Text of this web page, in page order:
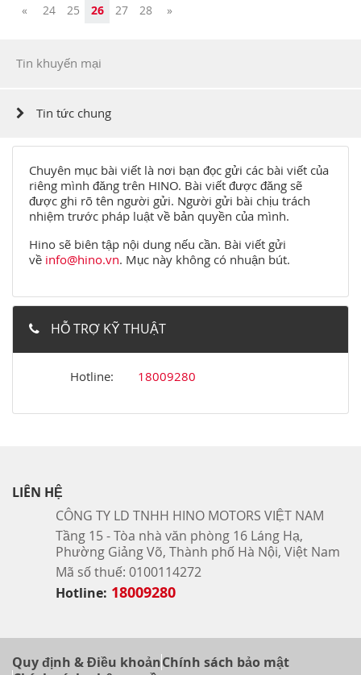
« Previous
24 25 26 27 28 »Next
Tin khuyến mại
Tin tức chung
Chuyên mục bài viết là nơi bạn đọc gửi các bài viết của
riêng mình đăng trên HINO. Bài viết được đăng sẽ
được ghi rõ tên người gửi. Người gửi bài chịu trách
nhiệm trước pháp luật về bản quyền của mình.
Hino sẽ biên tập nội dung nếu cần. Bài viết gửi
về info@hino.vn. Mục này không có nhuận bút.
HỖ TRỢ KỸ THUẬT
Hotline: 18009280
LIÊN HỆ
CÔNG TY LD TNHH HINO MOTORS VIỆT NAM
Tầng 15 - Tòa nhà văn phòng 16 Láng Hạ,
Phường Giảng Võ, Thành phố Hà Nội, Việt Nam
Mã số thuế: 0100114272
Hotline: 18009280
Quy định & Điều khoảnChính sách bảo mật